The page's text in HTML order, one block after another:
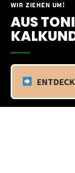
WIR ZIEHEN UM!
AUS
Springe
Inhalt
Vom 09.04.25 -
Zeitraum